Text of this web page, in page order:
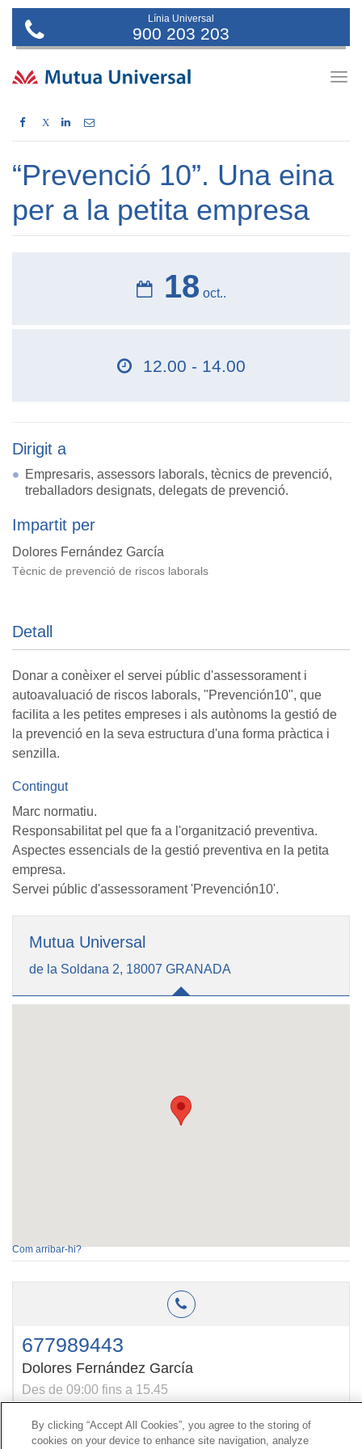
Línia Universal
900 203 203
X
“Prevenció 10”. Una eina
per a la petita empresa
18 oct..
12.00 - 14.00
Dirigit a
Empresaris, assessors laborals, tècnics de prevenció,
treballadors designats, delegats de prevenció.
Impartit per
Dolores Fernández García
Tècnic de prevenció de riscos laborals
Detall
Donar a conèixer el servei públic d'assessorament i
autoavaluació de riscos laborals, "Prevención10", que
facilita a les petites empreses i als autònoms la gestió de
la prevenció en la seva estructura d'una forma pràctica i
senzilla.
Contingut
Marc normatiu.
Responsabilitat pel que fa a l'organització preventiva.
Aspectes essencials de la gestió preventiva en la petita
empresa.
Servei públic d'assessorament 'Prevención10'.
Mutua Universal
de la Soldana 2, 18007 GRANADA
Com arribar-hi?
677989443
Dolores Fernández García
Des de 09:00 fins a 15.45
By clicking “Accept All Cookies”, you agree to the storing of
cookies on your device to enhance site navigation, analyze